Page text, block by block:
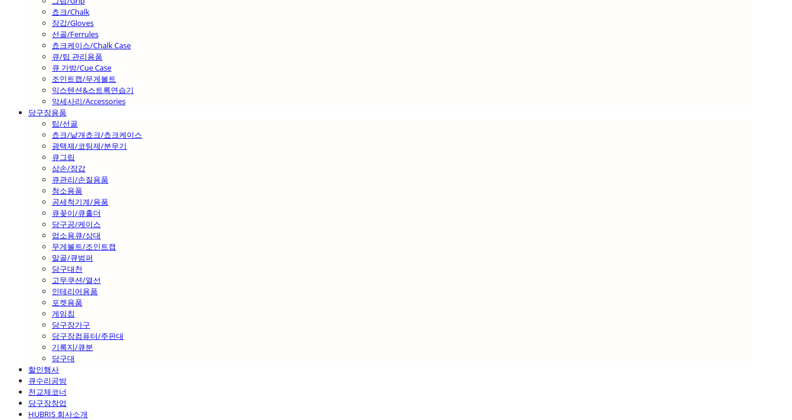
쵸크/Chalk
장갑/Gloves
선골/Ferrules
쵸크케이스/Chalk Case
큐/팁 관리용품
큐 가방/Cue Case
조인트캡/무게볼트
익스텐션&스트록연습기
악세사리/Accessories
당구장용품
팁/선골
쵸크/낱개쵸크/쵸크케이스
광택제/코팅제/분무기
큐그립
삼손/장갑
큐관리/손질용품
청소용품
공세척기계/용품
큐꽂이/큐홀더
당구공/케이스
업소용큐/상대
무게볼트/조인트캡
말골/큐범퍼
당구대천
고무쿠션/열선
인테리어용품
포켓용품
게임칩
당구장가구
당구장컴퓨터/주판대
기록지/큐분
당구대
할인행사
큐수리공방
천교체코너
당구장창업
HUBRIS 회사소개